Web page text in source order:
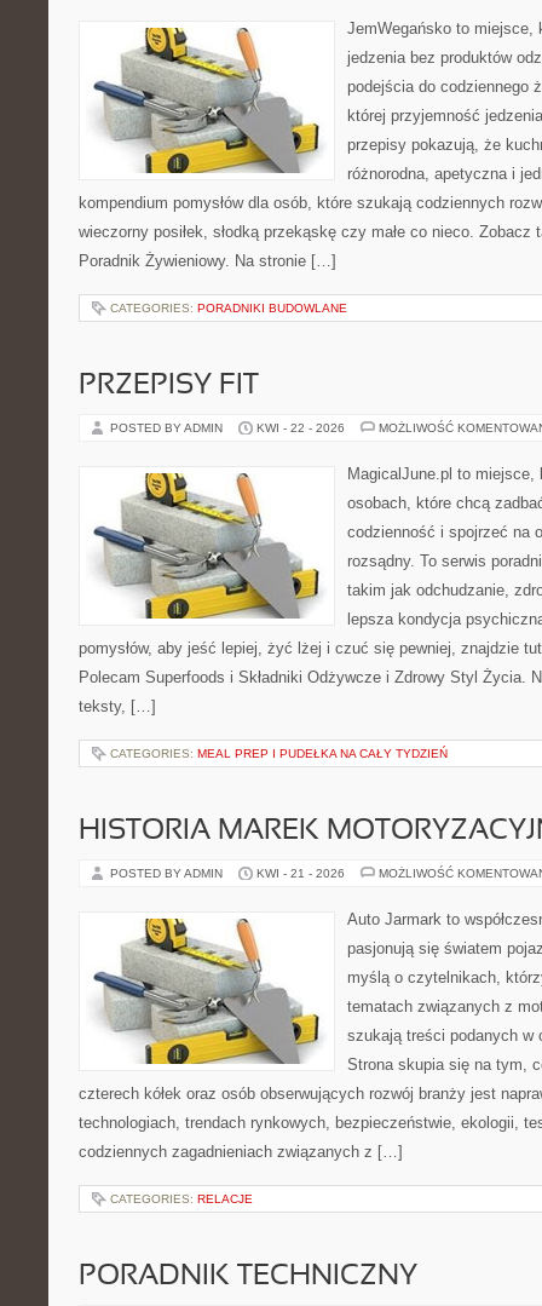
JemWegańsko to miejsce,
jedzenia bez produktów
podejścia do codziennego
której przyjemność
przepisy pokazują, że
różnorodna, apetyczna i
kompendium pomysłów dla osób, które szukają codziennych
wieczorny posiłek, słodką przekąskę czy małe co nieco.
Poradnik Żywieniowy. Na stronie […]
CATEGORIES: PORADNIKI BUDOWLANE
PRZEPISY FIT
POSTED BY ADMIN KWI - 22 - 2026 MOŻLIWOŚĆ
MagicalJune.pl to miejsce,
osobach, które chcą
codzienność i spojrzeć na
rozsądny. To serwis
takim jak odchudzanie,
lepsza kondycja
pomysłów, aby jeść lepiej, żyć lżej i czuć się pewniej, znajdzie
Polecam Superfoods i Składniki Odżywcze i Zdrowy Styl Życia.
teksty, […]
CATEGORIES: MEAL PREP I PUDEŁKA NA CAŁY TYDZIEŃ
HISTORIA MAREK
POSTED BY ADMIN KWI - 21 - 2026 MOŻLIWOŚĆ
Auto Jarmark to
pasjonują się światem
myślą o czytelnikach,
tematach związanych z
szukają treści podanych
Strona skupia się na tym,
czterech kółek oraz osób obserwujących rozwój branży jest
technologiach, trendach rynkowych, bezpieczeństwie, ekologii,
codziennych zagadnieniach związanych z […]
CATEGORIES: RELACJE
PORADNIK TECHNICZNY